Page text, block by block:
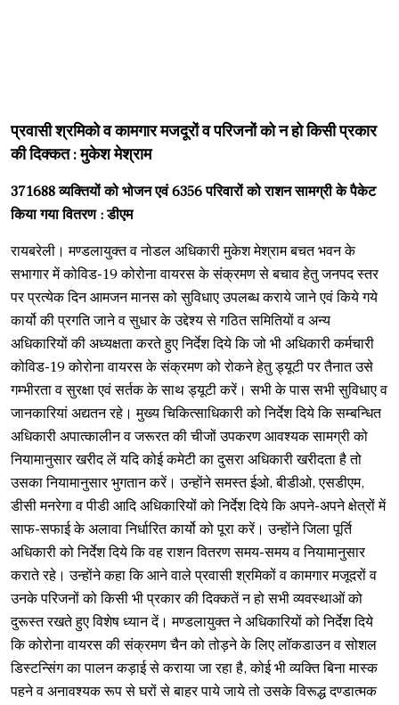
प्रवासी श्रमिको व कामगार मजदूरों व परिजनों को न हो किसी प्रकार
की दिक्कत : मुकेश मेश्राम
371688 व्यक्तियों को भोजन एवं 6356 परिवारों को राशन सामग्री के पैकेट
किया गया वितरण : डीएम
रायबरेली। मण्डलायुक्त व नोडल अधिकारी मुकेश मेश्राम बचत भवन के
सभागार में कोविड-19 कोरोना वायरस के संक्रमण से बचाव हेतु जनपद स्तर
पर प्रत्येक दिन आमजन मानस को सुविधाए उपलब्ध कराये जाने एवं किये गये
कार्यो की प्रगति जाने व सुधार के उद्देश्य से गठित समितियों व अन्य
अधिकारियों की अध्यक्षता करते हुए निर्देश दिये कि जो भी अधिकारी कर्मचारी
कोविड-19 कोरोना वायरस के संक्रमण को रोकने हेतु ड्यूटी पर तैनात उसे
गम्भीरता व सुरक्षा एवं सर्तक के साथ ड्यूटी करें। सभी के पास सभी सुविधाए व
जानकारियां अद्यतन रहे। मुख्य चिकित्साधिकारी को निर्देश दिये कि सम्बन्धित
अधिकारी अपात्कालीन व जरूरत की चीजों उपकरण आवश्यक सामग्री को
नियामानुसार खरीद लें यदि कोई कमेटी का दुसरा अधिकारी खरीदता है तो
उसका नियामानुसार भुगतान करें। उन्होंने समस्त ईओ, बीडीओ, एसडीएम,
डीसी मनरेगा व पीडी आदि अधिकारियों को निर्देश दिये कि अपने-अपने क्षेत्रों में
साफ-सफाई के अलावा निर्धारित कार्यो को पूरा करें। उन्होंने जिला पूर्ति
अधिकारी को निर्देश दिये कि वह राशन वितरण समय-समय व नियामानुसार
कराते रहे। उन्होंने कहा कि आने वाले प्रवासी श्रमिकों व कामगार मजूदरों व
उनके परिजनों को किसी भी प्रकार की दिक्कतें न हो सभी व्यवस्थाओं को
दुरूस्त रखते हुए विशेष ध्यान दें। मण्डलायुक्त ने अधिकारियों को निर्देश दिये
कि कोरोना वायरस की संक्रमण चैन को तोड़ने के लिए लॉकडाउन व सोशल
डिस्टन्सिंग का पालन कड़ाई से कराया जा रहा है, कोई भी व्यक्ति बिना मास्क
पहने व अनावश्यक रूप से घरों से बाहर पाये जाये तो उसके विरूद्ध दण्डात्मक